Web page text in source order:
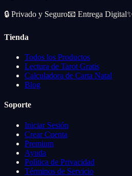
🔒 Privado y Seguro📧 Entrega Digital
Tienda
Todos los Productos
Lectura de Tarot Gratis
Calculadora de Carta Natal
Blog
Soporte
Iniciar Sesión
Crear Cuenta
Premium
Ayuda
Política de Privacidad
Términos de Servicio